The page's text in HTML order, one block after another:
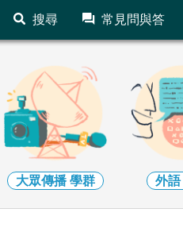
搜尋 常見問與答
大眾傳播 學群 外語